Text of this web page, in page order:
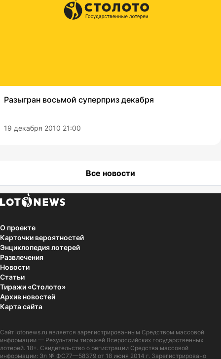
Разыгран восьмой суперприз декабря
19 декабря 2010 21:00
Все новости
О проекте
Карточки вероятностей
Энциклопедия лотерей
Развлечения
Новости
Статьи
Тиражи «Столото»
Архив новостей
Карта сайта
Сайт lotonews.ru является зарегистрированным Средством массовой
информации — Результаты тиражей Всероссийских государственных
лотерей. 18+. Свидетельство о регистрации Средства массовой
информации: Эл № ФС77—58379 от 18 июня 2014 г. Зарегистрировано